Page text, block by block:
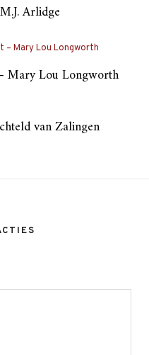
Arlidge
Mary Lou Longworth
van Zalingen